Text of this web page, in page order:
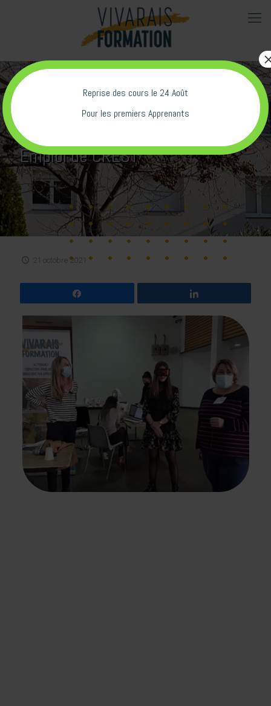
Ce matin Vivarais avec Pôle
Emploi de CREST
21 octobre 2021
Reprise des cours le 24 Août
Pour les premiers Apprenants